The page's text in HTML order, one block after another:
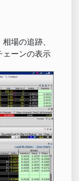
場の追跡、
ェーンの表示